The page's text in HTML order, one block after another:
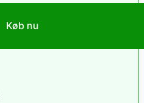
Køb nu